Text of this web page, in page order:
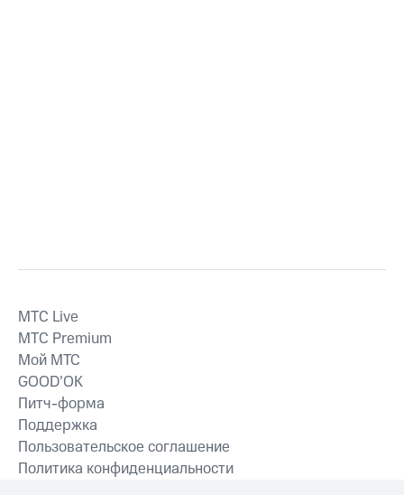
MTС Live
MTС Premium
Мой МТС
GOOD’OK
Питч-форма
Поддержка
Пользовательское соглашение
Политика конфиденциальности